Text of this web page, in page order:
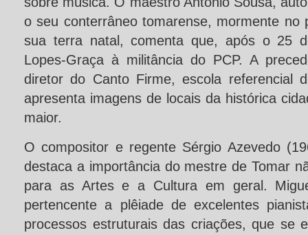
o seu conterrâneo tomarense, mormente no
sua terra natal, comenta que, após o 25
Lopes-Graça à militância do PCP. A
diretor do Canto Firme, escola referencial
apresenta imagens de locais da histórica
maior.
O compositor e regente Sérgio Azevedo
destaca a importância do mestre de Tomar
para as Artes e a Cultura em geral.
pertencente a plêiade de excelentes
processos estruturais das criações, que se